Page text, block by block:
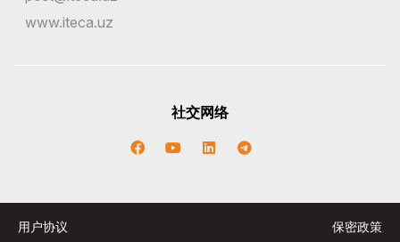
www.iteca.uz
社交网络
用户协议 保密政策